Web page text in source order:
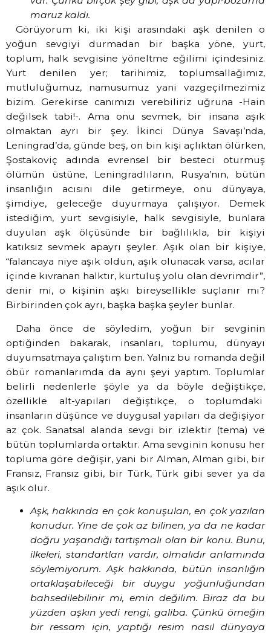
maruz kaldı.
Görüyorum ki, iki kişi arasındaki aşk denilen o
yoğun sevgiyi durmadan bir başka yöne, yurt,
toplum, halk sevgisine yöneltme eğilimi içindesiniz.
Yurt denilen yer; tarihimiz, toplumsallağımız,
mutluluğumuz, namusumuz yani vazgeçilmezimiz
bizim. Gerekirse canımızı verebiliriz uğruna -Hain
değilsek tabi!-. Ama onu sevmek, bir insana aşık
olmaktan ayrı bir şey. İkinci Dünya Savaşı’nda,
Leningrad’da, günde beş, on bin kişi açlıktan ölürken,
Şostakoviç adında evrensel bir besteci oturmuş
ölümün üstüne, Leningradlıların, Rusya’nın, bütün
insanlığın acısını dile getirmeye, onu dünyaya,
şimdiye, geleceğe duyurmaya çalışıyor. Demek
istediğim, yurt sevgisiyle, halk sevgisiyle, bunlara
duyulan aşk ölçüsünde bir bağlılıkla, bir kişiyi
katıksız sevmek apayrı şeyler. Aşık olan bir kişiye,
“falancaya niye aşık oldun, aşık olunacak varsa, acılar
içinde kıvranan halktır, kurtuluş yolu olan devrimdir”,
denir mi, o kişinin aşkı bireysellikle suçlanır mı?
Birbirinden çok ayrı, başka başka şeyler bunlar.
Daha önce de söyledim, yoğun bir sevginin
optiğinden bakarak, insanları, toplumu, dünyayı
duyumsatmaya çalıştım ben. Yalnız bu romanda değil
öbür romanlarımda da aynı şeyi yaptım. Toplumlar
belirli nedenlerle şöyle ya da böyle değiştikçe,
özellikle alt-yapıları değiştikçe, o toplumdaki
insanların düşünce ve duygusal yapıları da değişiyor
az çok. Sanatsal alanda sevgi bir izlektir (tema) ve
bütün toplumlarda ortaktır. Ama sevginin konusu her
topluma göre değişir, yani bir Alman, Alman gibi, bir
Fransız, Fransız gibi, bir Türk, Türk gibi sever ya da
aşık olur.
Aşk, hakkında en çok konuşulan, en çok yazılan
konudur. Yine de çok az bilinen, ya da ne kadar
doğru yaşandığı tartışmalı olan bir konu. Bunu,
ilkeleri, standartları vardır, olmalıdır anlamında
söylemiyorum. Aşk hakkında, bütün insanlığın
ortaklaşabileceği bir duygu yoğunluğundan
bahsedilebilinir mi, emin değilim. Biraz da bu
yüzden aşkın yedi rengi, galiba. Çünkü örneğin
bir ressam için, yaptığı resim nasıl dünyaya